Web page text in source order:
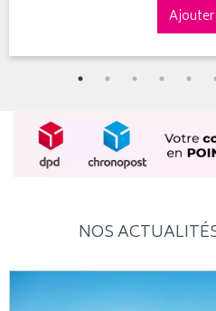
Ajouter
NOS